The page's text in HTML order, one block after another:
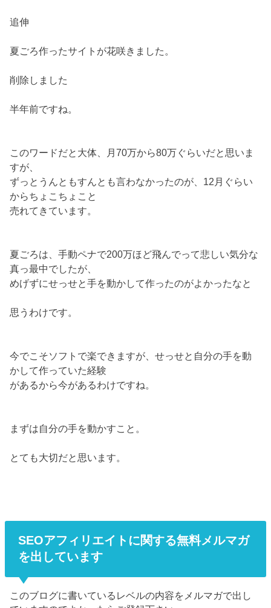
追伸
夏ごろ作ったサイトが花咲きました。
削除しました
半年前ですね。
このワードだと大体、月70万から80万ぐらいだと思いま
すが、
ずっとうんともすんとも言わなかったのが、12月ぐらい
からちょこちょこと
売れてきています。
夏ごろは、手動ペナで200万ほど飛んでって悲しい気分な
真っ最中でしたが、
めげずにせっせと手を動かして作ったのがよかったなと
思うわけです。
今でこそソフトで楽できますが、せっせと自分の手を動
かして作っていた経験
があるから今があるわけですね。
まずは自分の手を動かすこと。
とても大切だと思います。
SEOアフィリエイトに関する無料メルマガ
を出しています
このブログに書いているレベルの内容をメルマガで出し